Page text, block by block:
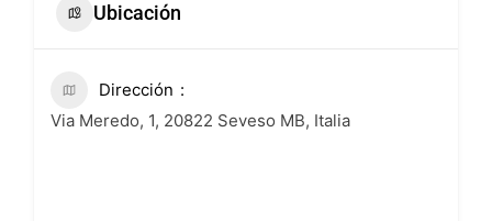
Ubicación
Dirección
Via Meredo, 1, 20822 Seveso MB, Italia